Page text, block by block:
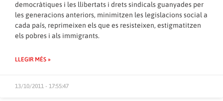
democràtiques i les llibertats i drets sindicals guanyades per
les generacions anteriors, minimitzen les legislacions social a
cada país, reprimeixen els que es resisteixen, estigmatitzen
els pobres i als immigrants.
LLEGIR MÉS »
13/10/2011 - 17:55:47